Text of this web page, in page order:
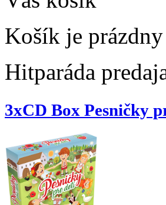
Košík je prázdny
Hitparáda
3xCD Box Pesničky